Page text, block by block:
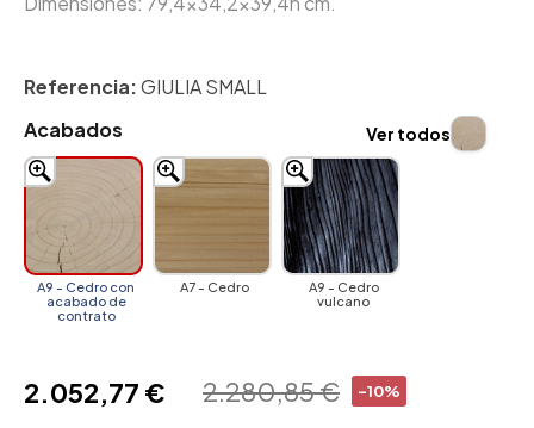
Referencia:GIULIA SMALL
Acabados
A9 - Cedro con
acabado de
contrato
A7 - Cedro
A9 - Cedro
vulcano
Ver todos
-10%
2.280,85 €
2.052,77 €